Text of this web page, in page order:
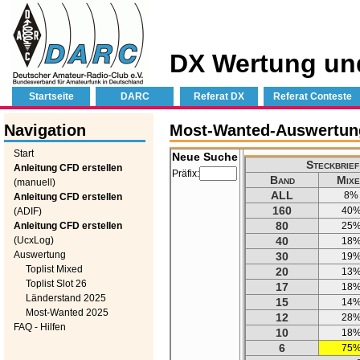
DX Wertung
Startseite DARC Referat DX Referat Conteste
Navigation
Start
Anleitung CFD erstellen
(manuell)
Anleitung CFD erstellen
(ADIF)
Anleitung CFD erstellen
(UcxLog)
Auswertung
Toplist Mixed
Toplist Slot 26
Länderstand 2025
Most-Wanted 2025
FAQ - Hilfen
Most-Wanted-
Neue Suche
Präfix:
Band
ALL
8%
160
80
40
30
20
17
15
12
10
6